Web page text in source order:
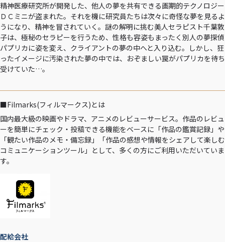
精神医療研究所が開発した、他人の夢を共有できる画期的テクノロジー
ＤＣミニが盗まれた。それを機に研究員たちは次々に奇怪な夢を見るよ
うになり、精神を冒されていく。謎の解明に挑む美人セラピスト千葉敦
子は、極秘のセラピーを行うため、性格も容姿もまったく別人の夢探偵
パプリカに姿を変え、クライアントの夢の中へと入り込む。しかし、狂
ったイメージに汚染された夢の中では、おぞましい罠がパプリカを待ち
受けていた…。
■Filmarks(フィルマークス)とは
国内最大級の映画やドラマ、アニメのレビューサービス。作品のレビュ
ーを簡単にチェック・投稿できる機能をベースに「作品の鑑賞記録」や
「観たい作品のメモ・備忘録」「作品の感想や情報をシェアして楽しむ
コミュニケーションツール」として、多くの方にご利用いただいていま
す。
配給会社